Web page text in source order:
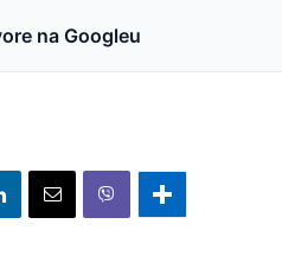
na Googleu